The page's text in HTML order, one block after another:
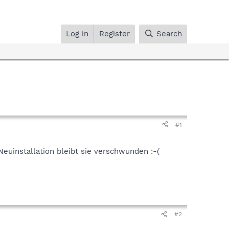
Log in Register Search
#1
bleibt sie verschwunden :-(
#2